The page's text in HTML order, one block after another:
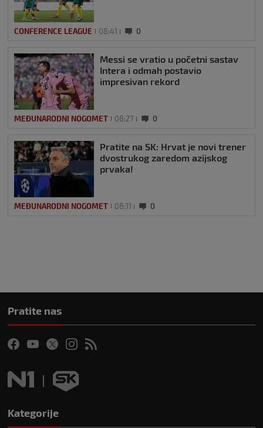
CONFERENCE LEAGUE 08:41 0
Messi se vratio u početni sastav
Intera i odmah postavio
impresivan rekord
MEĐUNARODNI NOGOMET 08:27 0
Pratite na SK: Hrvat je novi trener
dvostrukog zaredom azijskog
prvaka!
MEĐUNARODNI NOGOMET 08:11 0
Pratite nas
Kategorije